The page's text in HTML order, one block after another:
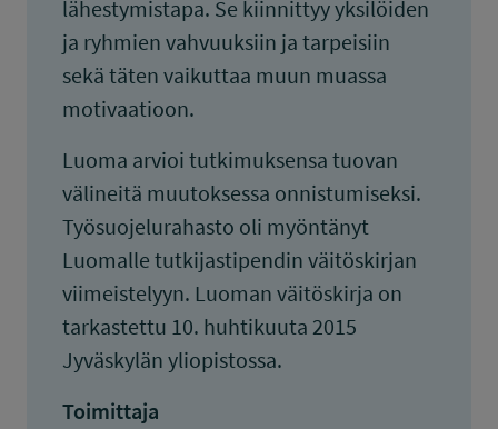
lähestymistapa. Se kiinnittyy yksilöiden
ja ryhmien vahvuuksiin ja tarpeisiin
sekä täten vaikuttaa muun muassa
motivaatioon.
Luoma arvioi tutkimuksensa tuovan
välineitä muutoksessa onnistumiseksi.
Työsuojelurahasto oli myöntänyt
Luomalle tutkijastipendin väitöskirjan
viimeistelyyn. Luoman väitöskirja on
tarkastettu 10. huhtikuuta 2015
Jyväskylän yliopistossa.
Toimittaja